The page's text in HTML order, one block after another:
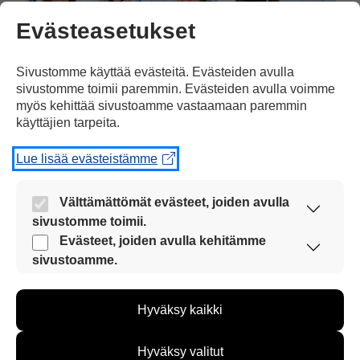
Suomen naisten viestijoukkue iloitsi
olympiapronssista. Jasmi Joensuu (vasemmalla),
Vilma Ryytty, Kerttu Niskanen ja Johanna Matintalo
Lehtikuva / Markku Ulander
Evästeasetukset
Sivustomme käyttää evästeitä. Evästeiden avulla
sivustomme toimii paremmin. Evästeiden avulla voimme
myös kehittää sivustoamme vastaamaan paremmin
käyttäjien tarpeita.
Lue lisää evästeistämme
Välttämättömät evästeet, joiden avulla
sivustomme toimii.
Nämä evästeet ovat aina käytössä, jotta
sivustoamme voi käyttää sujuvasti ja turvallisesti.
Evästeet, joiden avulla kehitämme
sivustoamme.
kehittää sivustoamme vastaamaan paremmin
kävijämääristä ja siitä, mitä sivuja käytetään ja
Hyväksy kaikki
Hyväksy valitut